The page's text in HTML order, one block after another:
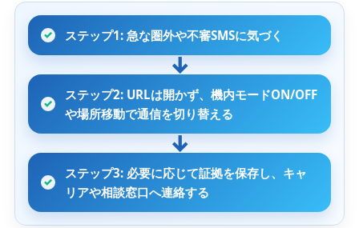
ステップ1: 急な圏外や不審SMSに気づく
ステップ2: URLは開かず、機内モードON/OFF
や場所移動で通信を切り替える
ステップ3: 必要に応じて証拠を保存し、キャ
リアや相談窓口へ連絡する